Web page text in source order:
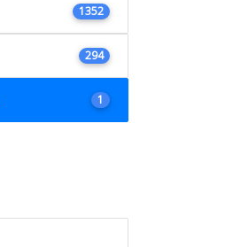
1352
294
1